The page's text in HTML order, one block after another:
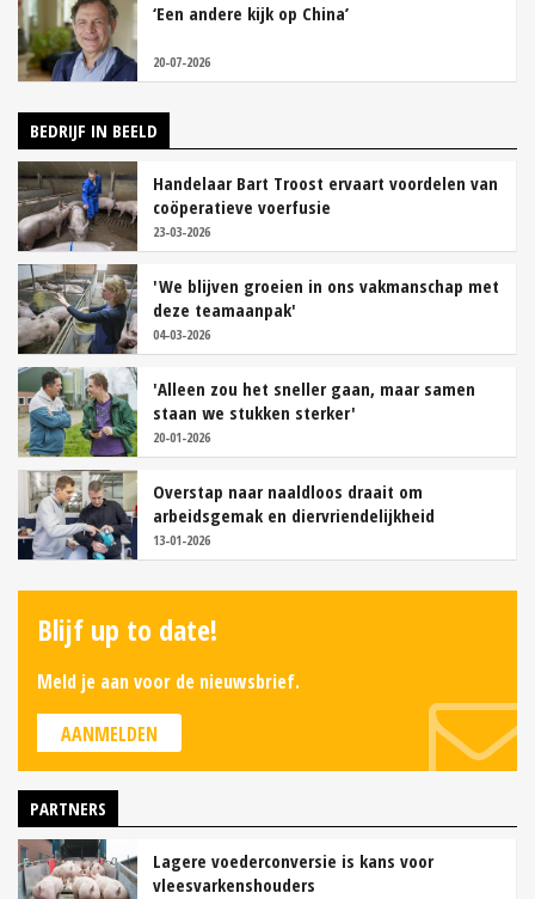
‘Een andere kijk op China’
20-07-2026
BEDRIJF IN BEELD
Handelaar Bart Troost ervaart voordelen van
coöperatieve voerfusie
23-03-2026
'We blijven groeien in ons vakmanschap met
deze teamaanpak'
04-03-2026
'Alleen zou het sneller gaan, maar samen
staan we stukken sterker'
20-01-2026
Overstap naar naaldloos draait om
arbeidsgemak en diervriendelijkheid
13-01-2026
Blijf up to date!
Meld je aan voor de nieuwsbrief.
AANMELDEN
PARTNERS
Lagere voederconversie is kans voor
vleesvarkenshouders